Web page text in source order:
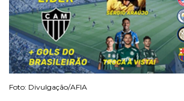
Foto: Divulgação/AFIA